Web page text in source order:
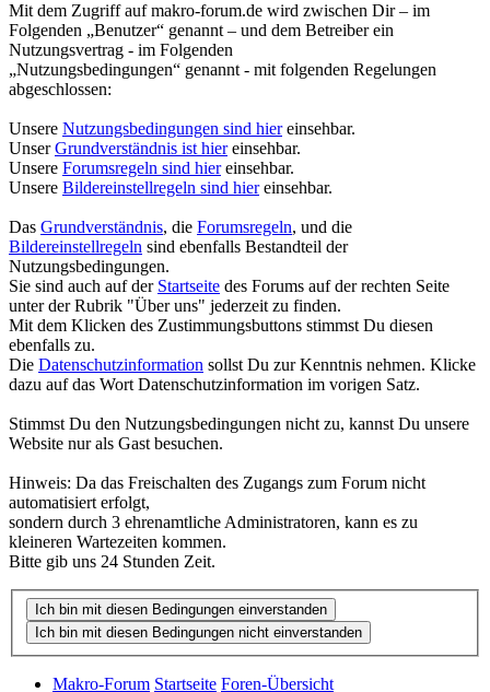
Mit dem Zugriff auf makro-forum.de wird zwischen Dir – im
Folgenden „Benutzer“ genannt – und dem Betreiber ein
Nutzungsvertrag - im Folgenden
„Nutzungsbedingungen“ genannt - mit folgenden Regelungen
abgeschlossen:
Unsere Nutzungsbedingungen sind hiereinsehbar.
UnserGrundverständnis ist hiereinsehbar.
Unsere Forumsregeln sind hiereinsehbar.
Unsere Bildereinstellregeln sind hiereinsehbar.
Das Grundverständnis, die Forumsregeln, und die
Bildereinstellregeln sind ebenfalls Bestandteil der
Nutzungsbedingungen.
Sie sind auch auf der Startseite des Forums auf der rechten Seite
unter der Rubrik "Über uns" jederzeit zu finden.
Mit dem Klicken des Zustimmungsbuttons stimmst Du diesen
ebenfalls zu.
Die Datenschutzinformation sollst Du zur Kenntnis nehmen. Klicke
dazu auf das Wort Datenschutzinformation im vorigen Satz.
Stimmst Du den Nutzungsbedingungen nicht zu, kannst Du unsere
Website nur als Gast besuchen.
Hinweis: Da das Freischalten des Zugangs zum Forum nicht
automatisiert erfolgt,
sondern durch 3 ehrenamtliche Administratoren, kann es zu
kleineren Wartezeiten kommen.
Bitte gib uns 24 Stunden Zeit.
Makro-Forum Startseite Foren-Übersicht